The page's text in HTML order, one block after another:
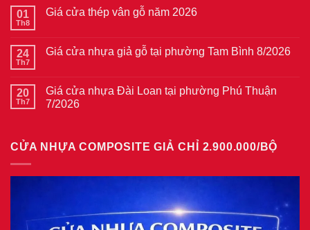
luận
thép
vân
phường
Bình
Hòa
01
Th8
Giá cửa thép vân gỗ năm 2026
luận
thép
vân
gỗ
24
Th7
Giá cửa nhựa giả gỗ tại phường Tam Bình 8/2026
luận
ở
Giá
gỗ
20
Th7
Giá cửa nhựa Đài Loan tại phường Phú Thuận
7/2026
luận
ở
phường
Phú
CỬA NHỰA COMPOSITE GIẢ CHỈ 2.900.000/BỘ